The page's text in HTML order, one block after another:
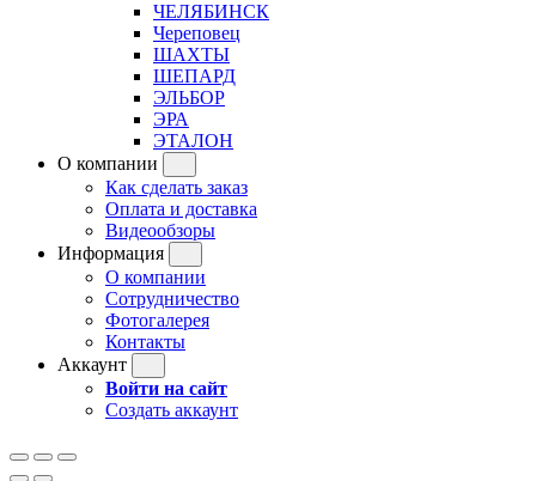
ЧЕЛЯБИНСК
Череповец
ШАХТЫ
ШЕПАРД
ЭЛЬБОР
ЭРА
ЭТАЛОН
О компании
Как сделать заказ
Оплата и доставка
Видеообзоры
Информация
О компании
Сотрудничество
Фотогалерея
Контакты
Аккаунт
Войти на сайт
Создать аккаунт